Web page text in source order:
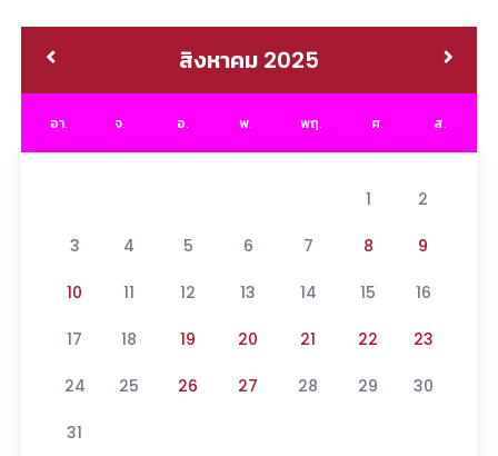
สิงหาคม 2025
อา. จ. อ. พ. พฤ. ศ. ส.
1 2
3 4 5 6 7 8 9
10 11 12 13 14 15 16
17 18 19 20 21 22 23
24 25 26 27 28 29 30
31